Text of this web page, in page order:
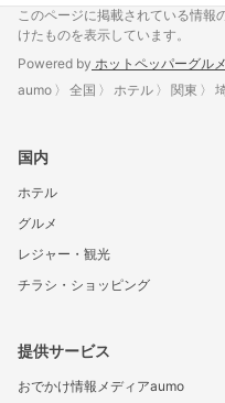
このページに掲載されている情報
けたものを表示しています。
Powered by ホットペッパーグル
aumo
全国 ホテル 関東
国内
ホテル
グルメ
レジャー・観光
チラシ・ショッピング
提供サービス
おでかけ情報メディアaumo